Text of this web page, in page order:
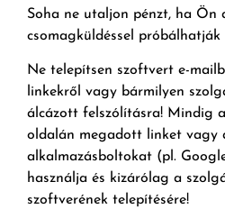
Soha ne utaljon pénzt, ha Ön
csomagküldéssel próbálhatják
Ne telepítsen szoftvert e-
linkekről vagy bármilyen
álcázott felszólításra! Mindig
oldalán megadott linket vagy
alkalmazásboltokat (pl.
használja és kizárólag a
szoftverének telepítésére!